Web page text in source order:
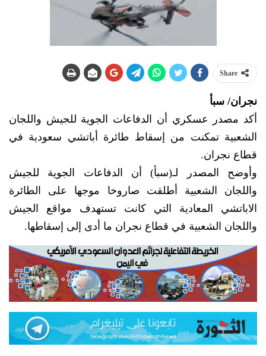
Share
نجران/ سبأ
أكد مصدر عسكري أن الدفاعات الجوية للجيش واللجان
الشعبية تمكنت من إسقاط طائرة أباتشي سعودية في
قطاع نجران.
وأوضح المصدر لـ(سبأ) أن الدفاعات الجوية للجيش
واللجان الشعبية أطلقت صاروخا موجها على الطائرة
الاباتشي المعادية التي كانت تستهدف مواقع الجيش
واللجان الشعبية في قطاع نجران ما أدى إلى إسقاطها.